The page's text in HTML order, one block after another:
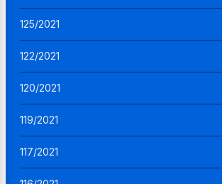
125/2021
122/2021
120/2021
119/2021
117/2021